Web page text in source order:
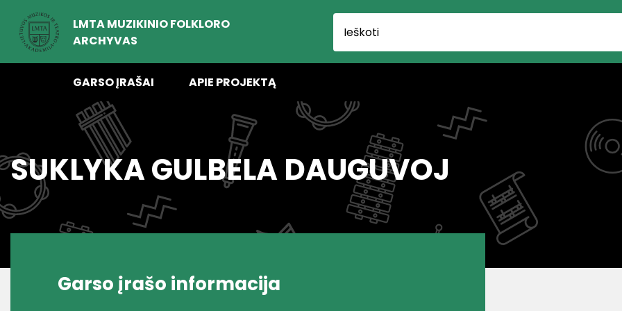
LMTA MUZIKINIO FOLKLORO
ARCHYVAS
GARSO ĮRAŠAI APIE PROJEKTĄ
SUKLYKA GULBELA DAUGUVOJ
Garso įrašo informacija